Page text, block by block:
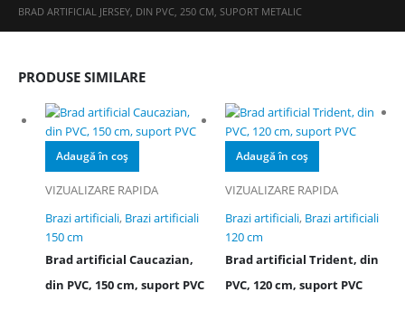
BRAD ARTIFICIAL JERSEY, DIN PVC, 250 CM, SUPORT METALIC
PRODUSE SIMILARE
Adaugă în coș
VIZUALIZARE RAPIDA
Brazi artificiali, Brazi artificiali
150 cm
Brad artificial Caucazian,
din PVC, 150 cm, suport PVC
Adaugă în coș
VIZUALIZARE RAPIDA
Brazi artificiali, Brazi artificiali
120 cm
Brad artificial Trident, din
PVC, 120 cm, suport PVC